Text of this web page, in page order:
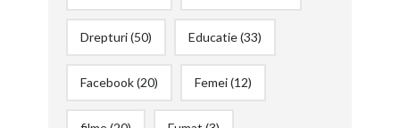
Drepturi(50) Educatie(33)
Facebook(20) Femei(12)